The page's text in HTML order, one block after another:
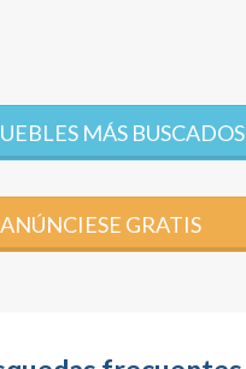
MÁS BUSCADOS
ANÚNCIESE GRATIS